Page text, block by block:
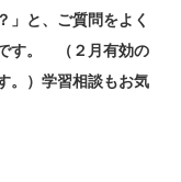
と、ご質問をよく
す。 （２月有効の
。）学習相談もお気